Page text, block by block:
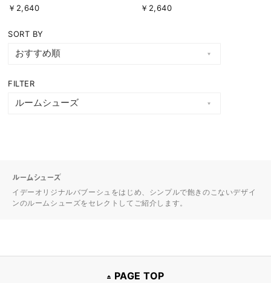
￥2,640 ￥2,640
SORT BY
FILTER
ルームシューズ
イデーオリジナルバブーシュをはじめ、シンプルで飽きのこないデザイ
ンのルームシューズをセレクトしてご紹介します。
PAGE TOP